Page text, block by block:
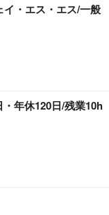
・エス・エス/一般
年休120日/残業10h